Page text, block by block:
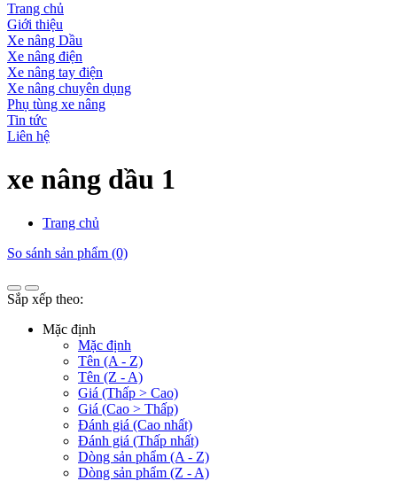
Trang chủ
Giới thiệu
Xe nâng Dầu
Xe nâng điện
Xe nâng tay điện
Xe nâng chuyên dụng
Phụ tùng xe nâng
Tin tức
Liên hệ
xe nâng dầu 1
Trang chủ
So sánh sản phẩm (0)
Sắp xếp theo:
Mặc định
Mặc định
Tên (A - Z)
Tên (Z - A)
Giá (Thấp > Cao)
Giá (Cao > Thấp)
Đánh giá (Cao nhất)
Đánh giá (Thấp nhất)
Dòng sản phẩm (A - Z)
Dòng sản phẩm (Z - A)